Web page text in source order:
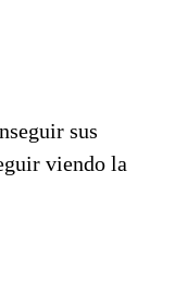
sus
viendo la